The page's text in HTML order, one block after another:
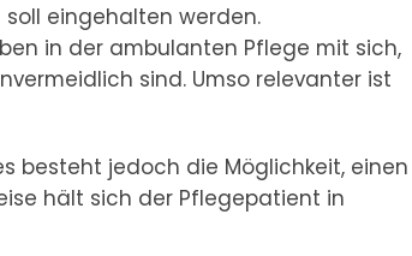
soll eingehalten werden.
in der ambulanten Pflege mit sich,
sind. Umso relevanter ist
besteht jedoch die Möglichkeit, einen
hält sich der Pflegepatient in